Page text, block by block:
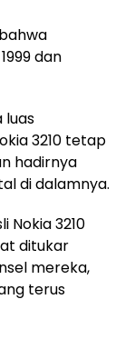
dan
luas
3210 tetap
hadirnya
di dalamnya.
Nokia 3210
ditukar
mereka,
terus